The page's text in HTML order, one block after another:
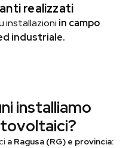
realizzati
installazioni in campo
industriale.
installiamo
a Ragusa (RG) e provincia: